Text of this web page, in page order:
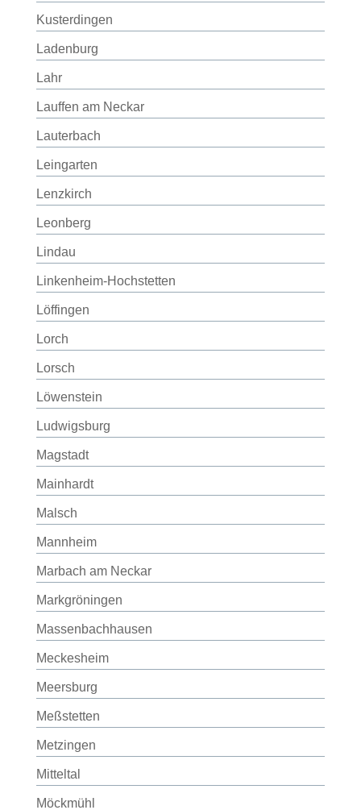
Kusterdingen
Ladenburg
Lahr
Lauffen am Neckar
Lauterbach
Leingarten
Lenzkirch
Leonberg
Lindau
Linkenheim-Hochstetten
Löffingen
Lorch
Lorsch
Löwenstein
Ludwigsburg
Magstadt
Mainhardt
Malsch
Mannheim
Marbach am Neckar
Markgröningen
Massenbachhausen
Meckesheim
Meersburg
Meßstetten
Metzingen
Mitteltal
Möckmühl